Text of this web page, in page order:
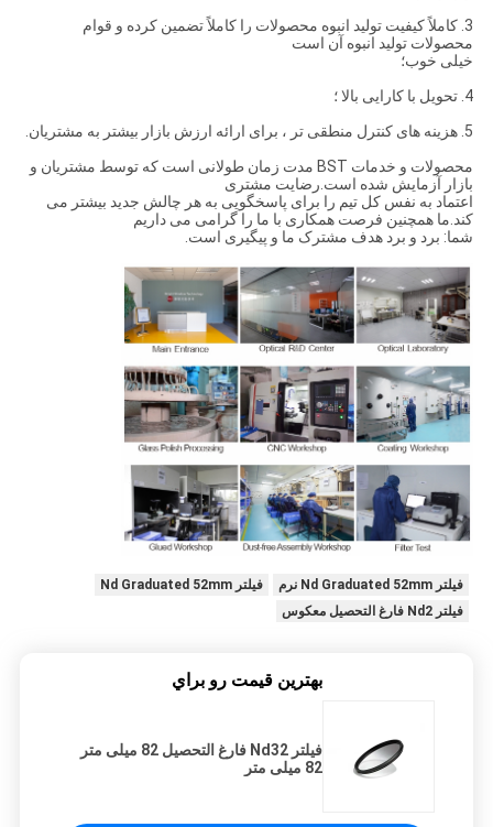
3. كاملاً كیفیت تولید انبوه محصولات را كاملاً تضمین كرده و قوام
محصولات تولید انبوه آن است
خیلی خوب؛
4. تحویل با کارایی بالا ؛
5. هزینه های کنترل منطقی تر ، برای ارائه ارزش بازار بیشتر به مشتریان.
محصولات و خدمات BST مدت زمان طولانی است که توسط مشتریان و
بازار آزمایش شده است.رضایت مشتری
اعتماد به نفس کل تیم را برای پاسخگویی به هر چالش جدید بیشتر می
کند.ما همچنین فرصت همکاری با ما را گرامی می داریم
شما: برد و برد هدف مشترک ما و پیگیری است.
فیلتر Nd Graduated 52mm نرم
فیلتر Nd Graduated 52mm
فیلتر Nd2 فارغ التحصیل معکوس
بهترين قيمت رو براي
فیلتر Nd32 فارغ التحصیل 82 میلی متر
82 میلی متر